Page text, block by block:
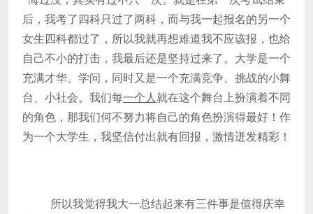
后，我考了四科只过了两科，而与我一起报名的另一个
女生四科都过了，所以我就再想难道我不应该报，也给
自己不小的打击，我最后还是坚持过来了。大学是一个
充满才华、学问，同时又是一个充满竞争、挑战的小舞
台、小社会。我们每一个人就在这个舞台上扮演着不同
的角色，那我们何不努力将自己的角色扮演得最好！作
为一个大学生，我坚信付出就有回报，激情迸发精彩！
所以我觉得我大一总结起来有三件事是值得庆幸